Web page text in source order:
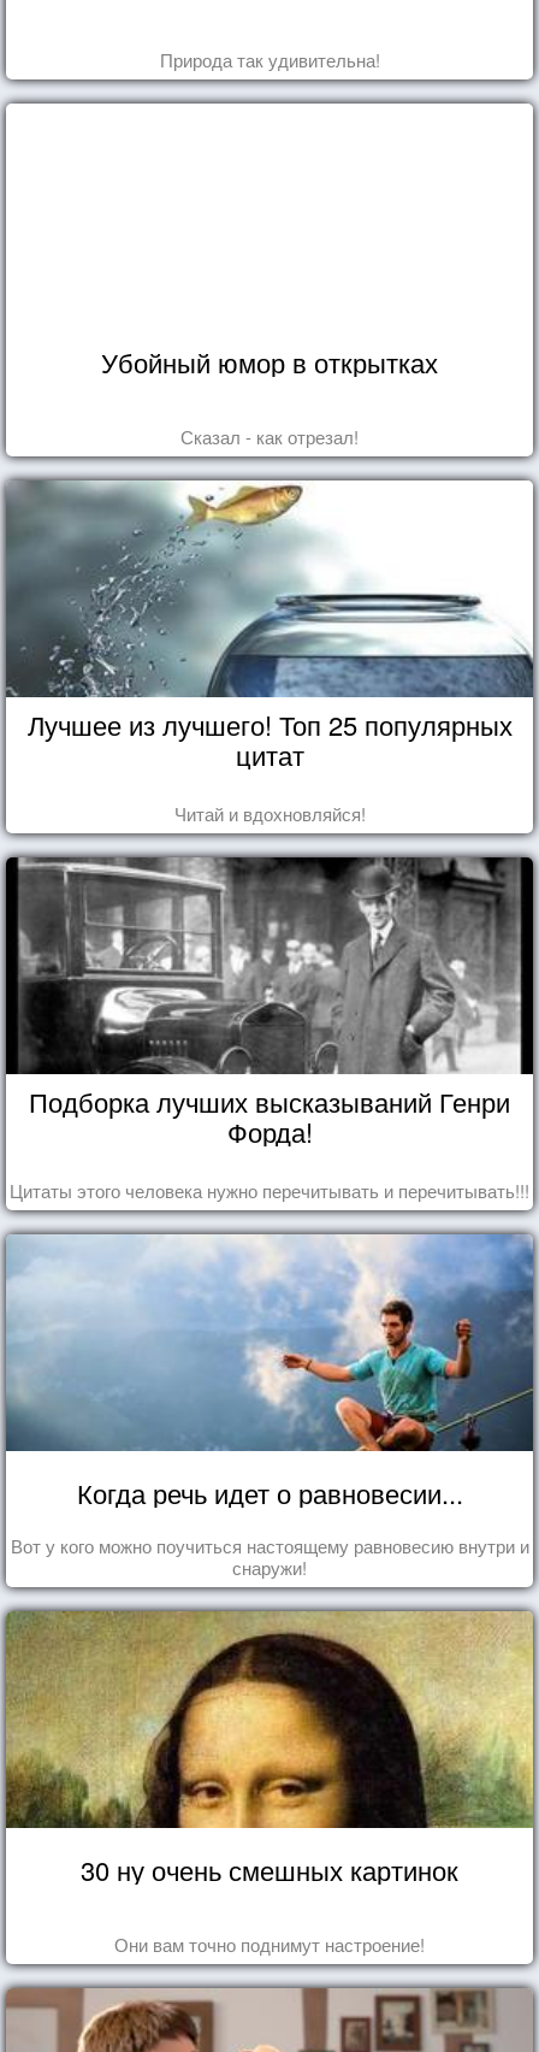
Природа так удивительна!
Убойный юмор в открытках
Сказал - как отрезал!
Лучшее из лучшего! Топ 25 популярных
цитат
Читай и вдохновляйся!
Подборка лучших высказываний Генри
Форда!
Цитаты этого человека нужно перечитывать и перечитывать!!!
Когда речь идет о равновесии...
Вот у кого можно поучиться настоящему равновесию внутри и
снаружи!
30 ну очень смешных картинок
Они вам точно поднимут настроение!